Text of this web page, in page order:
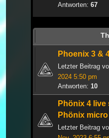
Antworten: 67
Phoenix 3 &
Letzter Beitrag
2024 5:50 pm
Antworten: 10
Phönix 4 live
Phönix
Letzter Beitrag